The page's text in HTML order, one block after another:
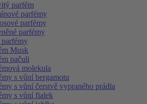
parfém
parfémy
parfémy
parfémy
Musk
pačuli
molekula
s vůní bergamotu
s vůní čerstvě vypraného prádla
s vůní fialek